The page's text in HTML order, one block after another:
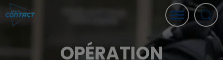
OPÉRATION